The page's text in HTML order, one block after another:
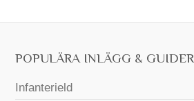
POPULÄRA INLÄGG & GUIDER
Infanterield